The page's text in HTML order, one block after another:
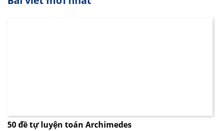
50 đề tự luyện toán Archimedes